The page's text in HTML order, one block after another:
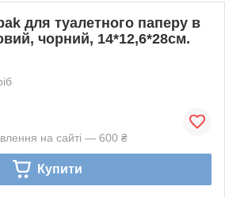
для туалетного паперу в
чорний, 14*12,6*28см.
на сайті — 600 ₴
Купити